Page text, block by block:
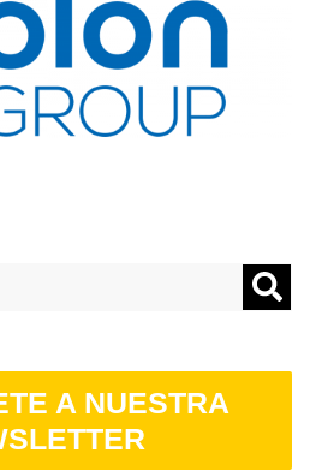
A NUESTRA